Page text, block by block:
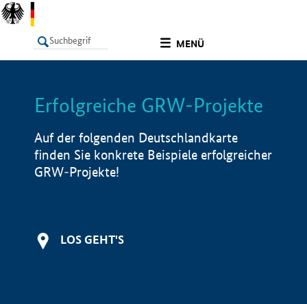
MENÜ
LISTE Info
Erfolgreiche GRW-Projekte
Auf der folgenden Deutschlandkarte
finden Sie konkrete Beispiele erfolgreicher
GRW-Projekte!
LOS GEHT'S